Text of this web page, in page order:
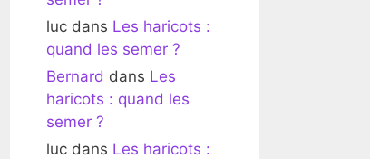
luc dans Les haricots :
quand les semer ?
Bernard dans Les
haricots : quand les
semer ?
luc dans Les haricots :